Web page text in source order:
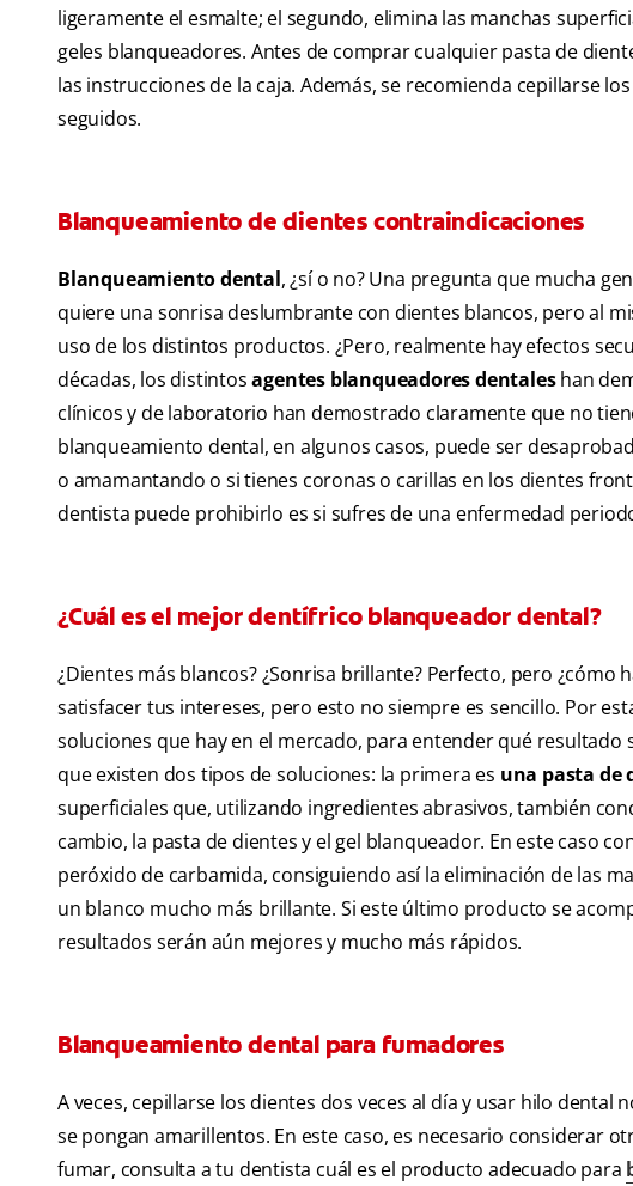
ligeramente el esmalte; el segundo, elimina las manchas
geles blanqueadores. Antes de comprar cualquier pasta de
las instrucciones de la caja. Además, se recomienda cepillarse
seguidos.
Blanqueamiento de dientes contraindicaciones
Blanqueamiento dental, ¿sí o no? Una pregunta que mucha
quiere una sonrisa deslumbrante con dientes blancos, pero al
uso de los distintos productos. ¿Pero, realmente hay efectos
décadas, los distintosagentes blanqueadores dentaleshan
clínicos y de laboratorio han demostrado claramente que no
blanqueamiento dental, en algunos casos, puede ser
o amamantando o si tienes coronas o carillas en los dientes
dentista puede prohibirlo es si sufres de una enfermedad
¿Cuál es el mejor dentífrico blanqueador dental?
¿Dientes más blancos? ¿Sonrisa brillante? Perfecto, pero
satisfacer tus intereses, pero esto no siempre es sencillo. Por
soluciones que hay en el mercado, para entender qué
que existen dos tipos de soluciones: la primera es una pasta de
superficiales que, utilizando ingredientes abrasivos, también
cambio, la pasta de dientes y el gel blanqueador. En este caso
peróxido de carbamida, consiguiendo así la eliminación de las
un blanco mucho más brillante. Si este último producto se
resultados serán aún mejores y mucho más rápidos.
Blanqueamiento dental para fumadores
A veces, cepillarse los dientes dos veces al día y usar hilo
se pongan amarillentos. En este caso, es necesario considerar
fumar, consulta a tu dentista cuál es el producto adecuado para